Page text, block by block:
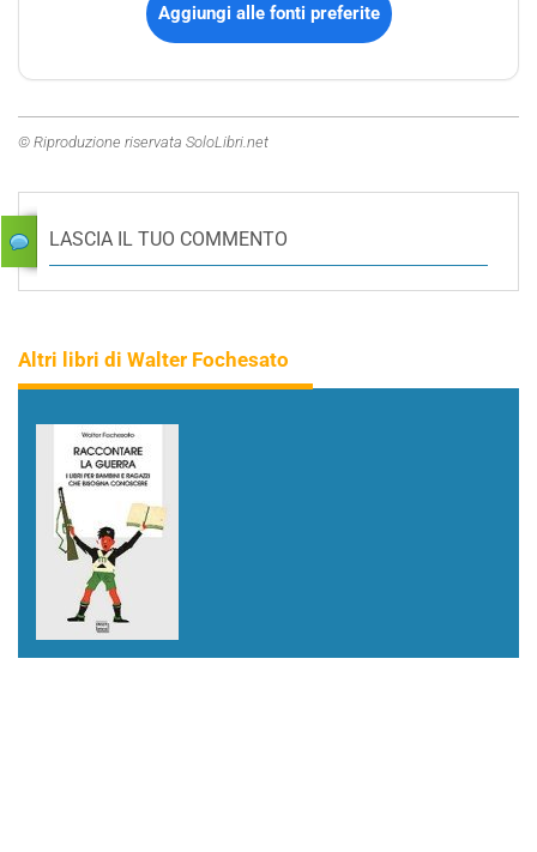
Aggiungi alle fonti preferite
© Riproduzione riservata SoloLibri.net
LASCIA IL TUO COMMENTO
Altri libri di Walter Fochesato